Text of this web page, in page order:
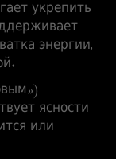
укрепить
энергии,
ясности
или